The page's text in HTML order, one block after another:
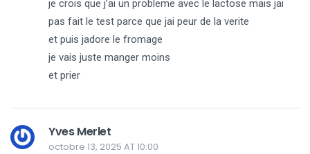
je crois que j’ai un probleme avec le lactose mais jai
pas fait le test parce que jai peur de la verite
et puis jadore le fromage
je vais juste manger moins
et prier
Yves Merlet
octobre 13, 2025 AT 10:00